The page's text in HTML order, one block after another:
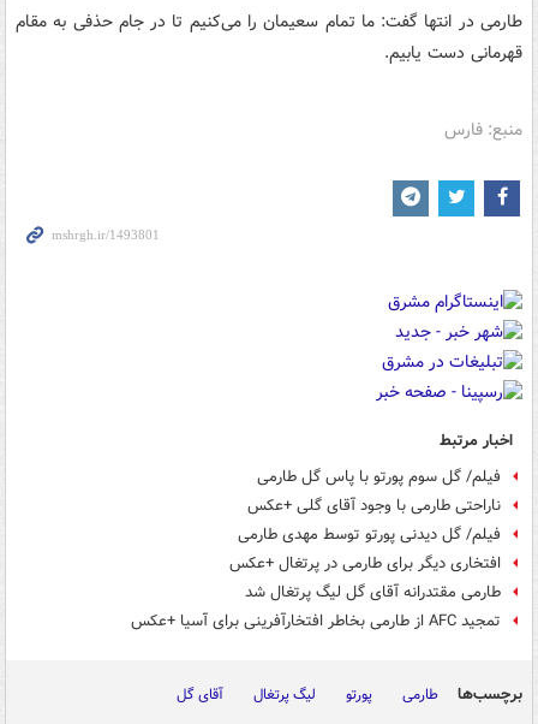
طارمی در انتها گفت: ما تمام سعیمان را می‌کنیم تا در جام حذفی به مقام
قهرمانی دست یابیم.
منبع: فارس
اخبار مرتبط
فیلم/ گل سوم پورتو با پاس گل طارمی
ناراحتی طارمی با وجود آقای گلی +عکس
فیلم/ گل دیدنی پورتو توسط مهدی طارمی
افتخاری دیگر برای طارمی در پرتغال +عکس
طارمی مقتدرانه آقای گل لیگ پرتغال شد
تمجید AFC از طارمی بخاطر افتخارآفرینی برای آسیا +عکس
برچسب‌ها طارمی پورتو لیگ پرتغال آقای گل